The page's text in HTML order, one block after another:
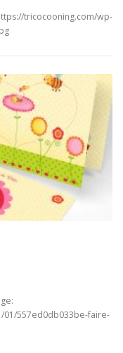
tricocooning.com/wp-
01/557ed0db033be-faire-